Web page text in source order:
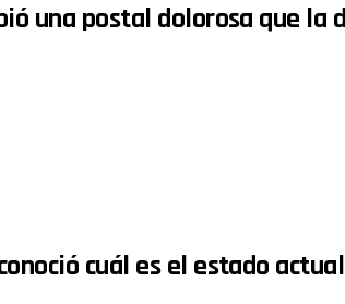
una postal dolorosa que la
cuál es el estado